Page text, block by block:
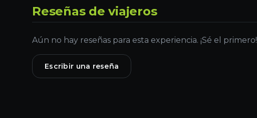
Reseñas de viajeros
Aún no hay reseñas para esta experiencia. ¡Sé el primero!
Escribir una reseña